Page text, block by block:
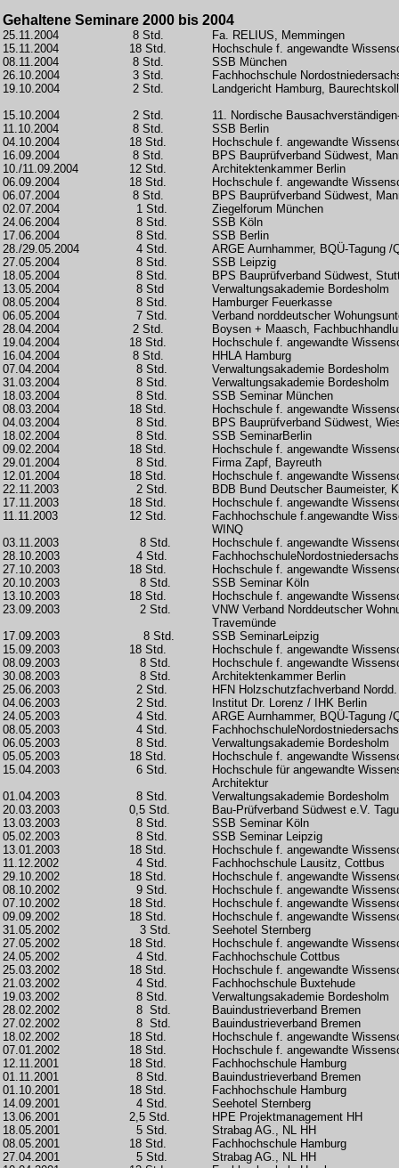
Gehaltene Seminare 2000 bis 2004
25.11.2004 8 Std.
Fa. RELIUS, Memmingen
15.11.2004
18 Std.
Hochschule f. angewandte
08.11.2004
8 Std.
SSB München
26.10.2004
3 Std.
Fachhochschule
19.10.2004
2 Std.
Landgericht Hamburg,
15.10.2004
2 Std.
11. Nordische
11.10.2004
8 Std.
SSB Berlin
04.10.2004
18 Std.
Hochschule f. angewandte
16.09.2004
8 Std.
BPS Bauprüfverband Südwest,
10./11.09.2004
12 Std.
Architektenkammer Berlin
06.09.2004
18 Std.
Hochschule f. angewandte
06.07.2004
8 Std.
BPS Bauprüfverband Südwest,
02.07.2004
1 Std.
Ziegelforum München
24.06.2004
8 Std.
SSB Köln
17.06.2004
8 Std.
SSB Berlin
28./29.05.2004
4 Std.
ARGE Aurnhammer, BQÜ-Tagung /
27.05.2004
8 Std.
SSB Leipzig
18.05.2004
8 Std.
BPS Bauprüfverband Südwest,
13.05.2004
8 Std
Verwaltungsakademie Bordesholm
08.05.2004
8 Std.
Hamburger Feuerkasse
06.05.2004
7 Std.
Verband norddeutscher
28.04.2004
2 Std.
Boysen + Maasch,
19.04.2004
18 Std.
Hochschule f. angewandte
16.04.2004
8 Std.
HHLA Hamburg
07.04.2004
8 Std.
Verwaltungsakademie Bordesholm
31.03.2004
8 Std.
Verwaltungsakademie Bordesholm
18.03.2004
8 Std.
SSB Seminar München
08.03.2004
18 Std.
Hochschule f. angewandte
04.03.2004
8 Std.
BPS Bauprüfverband Südwest,
18.02.2004
8 Std.
SSB SeminarBerlin
09.02.2004
18 Std.
Hochschule f. angewandte
29.01.2004
8 Std.
Firma Zapf, Bayreuth
12.01.2004
18 Std.
Hochschule f. angewandte
22.11.2003
2 Std.
BDB Bund Deutscher Baumeister,
17.11.2003
18 Std.
Hochschule f. angewandte
11.11.2003
12 Std.
Fachhochschule f.angewandte
WINQ
03.11.2003
8 Std.
Hochschule f. angewandte
28.10.2003
4 Std.
27.10.2003
18 Std.
Hochschule f. angewandte
20.10.2003
8 Std.
SSB Seminar Köln
13.10.2003
18 Std.
Hochschule f. angewandte
23.09.2003
2 Std.
VNW Verband Norddeutscher
Travemünde
17.09.2003
8 Std.
SSB SeminarLeipzig
15.09.2003
18 Std.
Hochschule f. angewandte
08.09.2003
8 Std.
Hochschule f. angewandte
30.08.2003
8 Std.
Architektenkammer Berlin
25.06.2003
2 Std.
HFN Holzschutzfachverband
04.06.2003
2 Std.
Institut Dr. Lorenz / IHK Berlin
24.05.2003
4 Std.
ARGE Aurnhammer, BQÜ-Tagung /
08.05.2003
4 Std.
06.05.2003
8 Std.
Verwaltungsakademie Bordesholm
05.05.2003
18 Std.
Hochschule f. angewandte
15.04.2003
6 Std.
Hochschule für angewandte
Architektur
01.04.2003
8 Std.
Verwaltungsakademie Bordesholm
20.03.2003
0,5 Std.
Bau-Prüfverband Südwest e.V.
13.03.2003
8 Std.
SSB Seminar Köln
05.02.2003
8 Std.
SSB Seminar Leipzig
13.01.2003
18 Std.
Hochschule f. angewandte
11.12.2002
4 Std.
Fachhochschule Lausitz, Cottbus
29.10.2002
18 Std.
Hochschule f. angewandte
08.10.2002
9 Std.
Hochschule f. angewandte
07.10.2002
18 Std.
Hochschule f. angewandte
09.09.2002
18 Std.
Hochschule f. angewandte
31.05.2002
3 Std.
Seehotel Sternberg
27.05.2002
18 Std.
Hochschule f. angewandte
24.05.2002
4 Std.
Fachhochschule Cottbus
25.03.2002
18 Std.
Hochschule f. angewandte
21.03.2002
4 Std.
Fachhochschule Buxtehude
19.03.2002
8 Std.
Verwaltungsakademie Bordesholm
28.02.2002
8 Std.
Bauindustrieverband Bremen
27.02.2002
8 Std.
Bauindustrieverband Bremen
18.02.2002
18 Std.
Hochschule f. angewandte
07.01.2002
18 Std.
Hochschule f. angewandte
12.11.2001
18 Std.
Fachhochschule Hamburg
01.11.2001
8 Std.
Bauindustrieverband Bremen
01.10.2001
18 Std.
Fachhochschule Hamburg
14.09.2001
4 Std.
Seehotel Sternberg
13.06.2001
2,5 Std.
HPE Projektmanagement HH
18.05.2001
5 Std.
Strabag AG., NL HH
08.05.2001
18 Std.
Fachhochschule Hamburg
27.04.2001
5 Std.
Strabag AG., NL HH